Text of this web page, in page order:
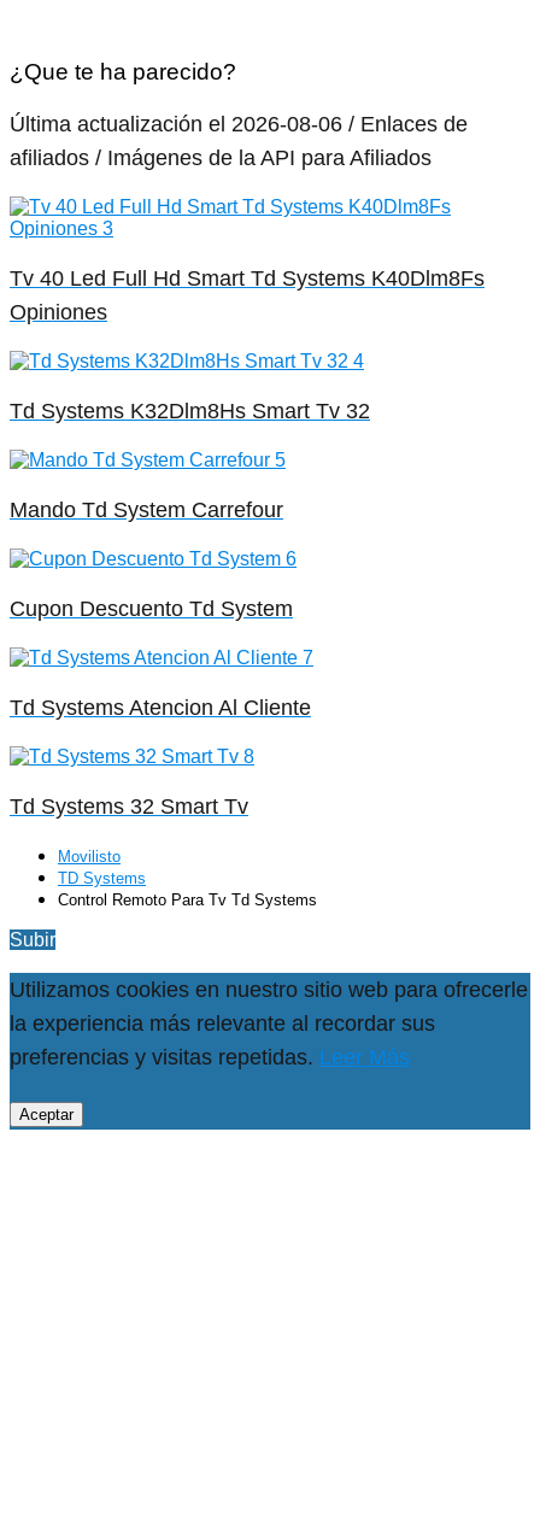
¿Que te ha parecido?
Última actualización el 2026-08-06 / Enlaces de
afiliados / Imágenes de la API para Afiliados
Tv 40 Led Full Hd Smart Td Systems K40Dlm8Fs
Opiniones
Td Systems K32Dlm8Hs Smart Tv 32
Mando Td System Carrefour
Cupon Descuento Td System
Td Systems Atencion Al Cliente
Td Systems 32 Smart Tv
Movilisto
TD Systems
Control Remoto Para Tv Td Systems
Subir
Utilizamos cookies en nuestro sitio web para ofrecerle
la experiencia más relevante al recordar sus
preferencias y visitas repetidas. Leer Más
Aceptar